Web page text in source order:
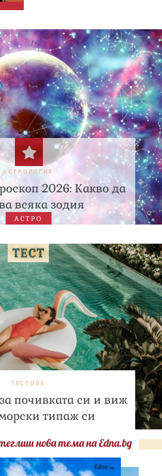
АСТРОЛОГИЯ
2026: Какво да
всяка зодия
АСТРО
ТЕСТОВЕ
почивката си и виж
типаж си
нова тема на Edna.bg